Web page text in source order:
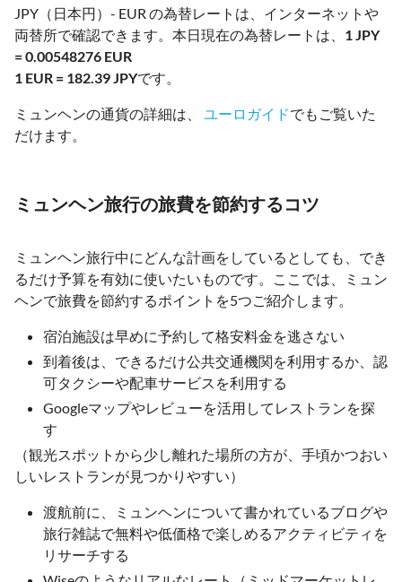
JPY（日本円）- EUR の為替レートは、インターネットや
両替所で確認できます。本日現在の為替レートは、 1 JPY
= 0.00548276 EUR
1 EUR = 182.39 JPYです。
ミュンヘンの通貨の詳細は、 ユーロガイドでもご覧いた
だけます。
ミュンヘン旅行の旅費を節約するコツ
ミュンヘン旅行中にどんな計画をしているとしても、でき
るだけ予算を有効に使いたいものです。ここでは、ミュン
ヘンで旅費を節約するポイントを5つご紹介します。
宿泊施設は早めに予約して格安料金を逃さない
到着後は、できるだけ公共交通機関を利用するか、認
可タクシーや配車サービスを利用する
Googleマップやレビューを活用してレストランを探
す
（観光スポットから少し離れた場所の方が、手頃かつおい
しいレストランが見つかりやすい）
渡航前に、ミュンヘンについて書かれているブログや
旅行雑誌で無料や低価格で楽しめるアクティビティを
リサーチする